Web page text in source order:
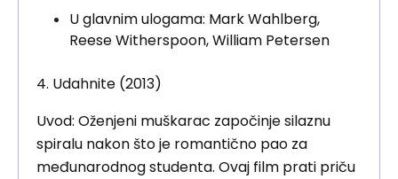
U glavnim ulogama: Mark Wahlberg,
Reese Witherspoon, William Petersen
4. Udahnite (2013)
Uvod: Oženjeni muškarac započinje silaznu
spiralu nakon što je romantično pao za
međunarodnog studenta. Ovaj film prati priču